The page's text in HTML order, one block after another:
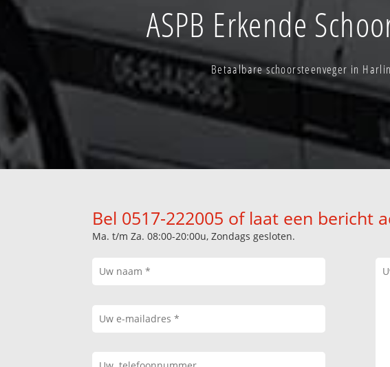
ASPB Erkende
Betaalbare schoorsteenveger in
Bel 0517-222005 of laat een bericht
Ma. t/m Za. 08:00-20:00u, Zondags gesloten.